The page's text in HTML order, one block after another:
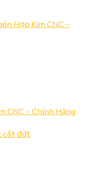
Hợp Kim CNC -
CNC - Chính Hãng
cắt đứt